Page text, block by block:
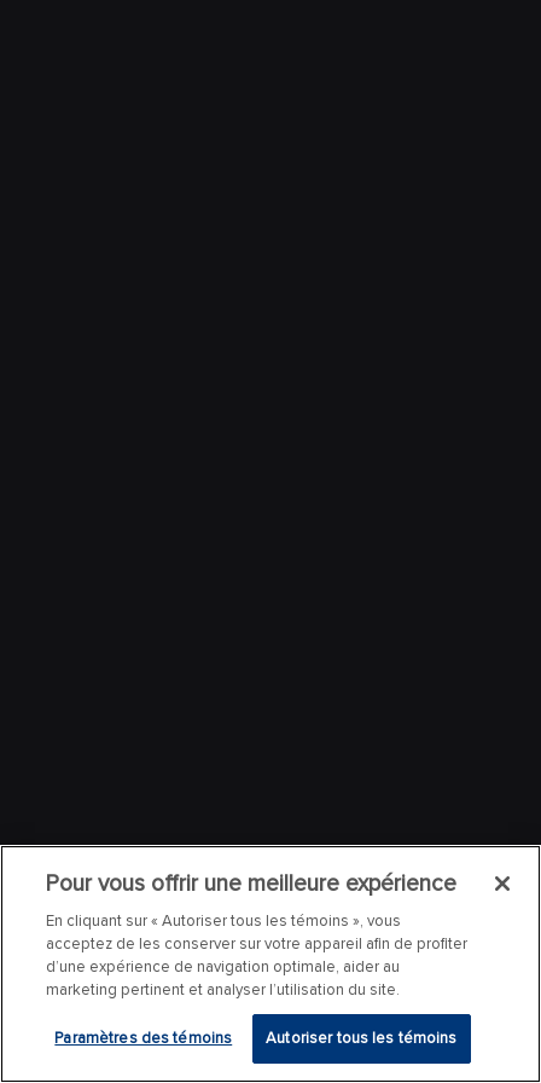
Pour vous offrir une meilleure expérience
En cliquant sur « Autoriser tous les témoins », vous
acceptez de les conserver sur votre appareil afin de profiter
d’une expérience de navigation optimale, aider au
marketing pertinent et analyser l’utilisation du site.
Paramètres des témoins Autoriser tous les témoins